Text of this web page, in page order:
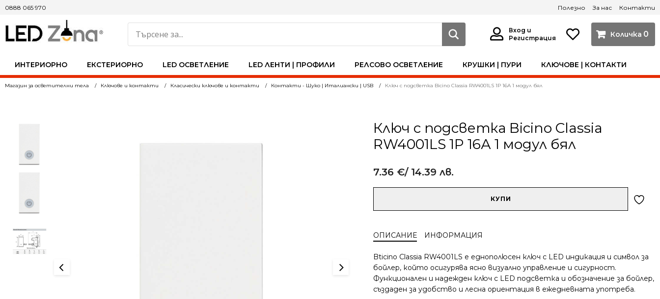
ИНТЕРИОРНО ЕКСТЕРИОРНО LED ОСВЕТЛЕНИЕ LED ЛЕНТИ | ПРОФИЛИ РЕЛСОВО ОСВЕТЛЕНИЕ КРУШКИ | ПУРИ КЛЮЧОВЕ | КОНТАКТИ
0
0888 065 970
Вход и
Регистрация
Полезно За нас Контакти
Магазин за осветителни тела Ключове и контакти Класически ключове и контакти Контакти - Шуко | Италиански | USB Ключ с подсветка Bicino Classia RW4001LS 1P 16А 1 модул бял
Ключ с подсветка Bicino Classia
RW4001LS 1P 16А 1 модул бял
7.36 €/ 14.39 лв.
подсветка
Classia
RW4001LS
1P
16А
КУПИ
ОПИСАНИЕ ИНФОРМАЦИЯ
Bticino Classia RW4001LS е еднополюсен ключ с LED индикация и символ за
бойлер, който осигурява ясно визуално управление и сигурност.
Функционален и надежден ключ с LED подсветка и обозначение за бойлер,
създаден за удобство и лесна ориентация в ежедневната употреба.